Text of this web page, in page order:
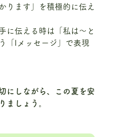
ります」を積極的に伝え
に伝える時は「私は〜と
「Iメッセージ」で表現
にしながら、この夏を安
ましょう。